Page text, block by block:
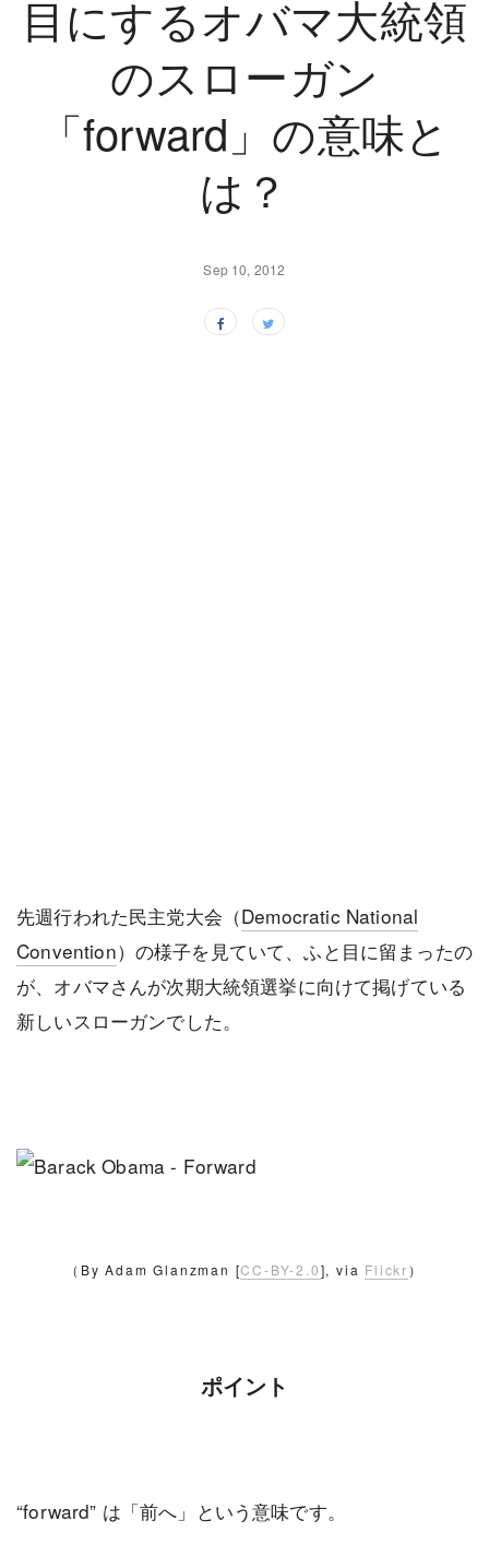
目にするオバマ大統領
のスローガン
「forward」の意味と
は？
Sep 10, 2012
先週行われた民主党大会（Democratic National
Convention）の様子を見ていて、ふと目に留まったの
が、オバマさんが次期大統領選挙に向けて掲げている
新しいスローガンでした。
（By Adam Glanzman [CC-BY-2.0], via Flickr ）
ポイント
“forward” は「前へ」という意味です。